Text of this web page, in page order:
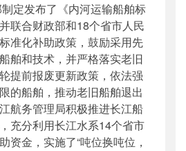
定发布了《内河运输船舶标
联合财政部和18个省市人民
准化补助政策，鼓励采用先
舶和技术，并严格落实老旧
提前报废更新政策，依法强
的船舶，推动老旧船舶退出
航务管理局积极推进长江船
充分利用长江水系14个省市
资金，实施了“吨位换吨位，